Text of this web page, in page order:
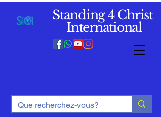
Standing 4 Christ
International